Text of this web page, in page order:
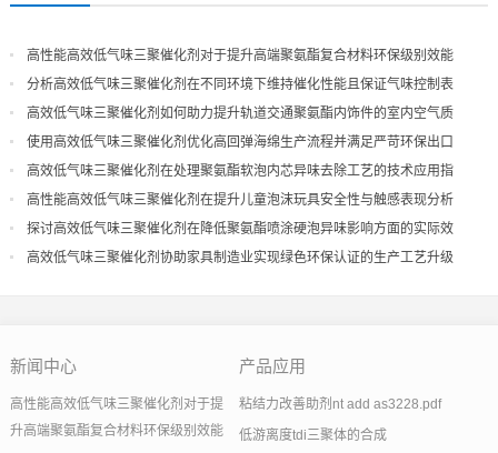
高性能高效低气味三聚催化剂对于提升高端聚氨酯复合材料环保级别效能
分析高效低气味三聚催化剂在不同环境下维持催化性能且保证气味控制表
现
高效低气味三聚催化剂如何助力提升轨道交通聚氨酯内饰件的室内空气质
量
使用高效低气味三聚催化剂优化高回弹海绵生产流程并满足严苛环保出口
高效低气味三聚催化剂在处理聚氨酯软泡内芯异味去除工艺的技术应用指
导
高性能高效低气味三聚催化剂在提升儿童泡沫玩具安全性与触感表现分析
探讨高效低气味三聚催化剂在降低聚氨酯喷涂硬泡异味影响方面的实际效
果
高效低气味三聚催化剂协助家具制造业实现绿色环保认证的生产工艺升级
新闻中心
高性能高效低气味三聚催化剂对于提
升高端聚氨酯复合材料环保级别效能
产品应用
粘结力改善助剂nt add as3228.pdf
低游离度tdi三聚体的合成